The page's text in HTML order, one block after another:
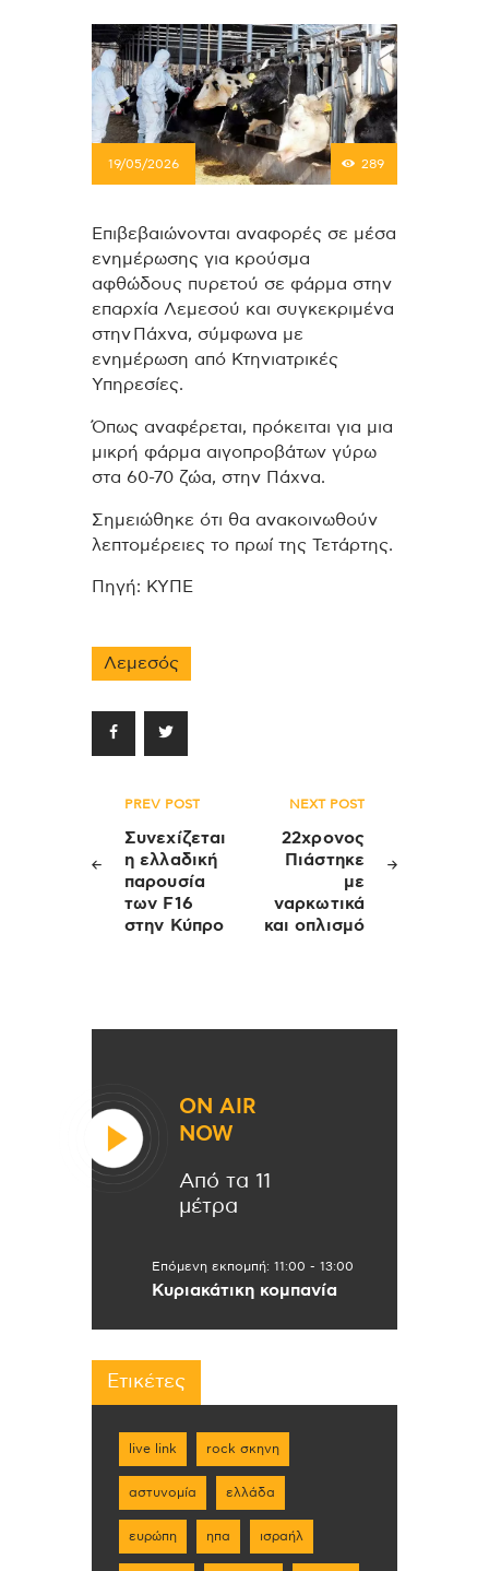
19/05/2026 289
Επιβεβαιώνονται αναφορές σε μέσα
ενημέρωσης για κρούσμα
αφθώδους πυρετού σε φάρμα στην
επαρχία Λεμεσού και συγκεκριμένα
στην Πάχνα, σύμφωνα με
ενημέρωση από Κτηνιατρικές
Υπηρεσίες.
Όπως αναφέρεται, πρόκειται για μια
μικρή φάρμα αιγοπροβάτων γύρω
στα 60-70 ζώα, στην Πάχνα.
Σημειώθηκε ότι θα ανακοινωθούν
λεπτομέρειες το πρωί της Τετάρτης.
Πηγή: ΚΥΠΕ
Λεμεσός
Πλοήγηση
άρθρων
PREV POST
Συνεχίζεται
η ελλαδική
παρουσία
των F16
στην Κύπρο
NEXT POST
22χρονος
Πιάστηκε
με
ναρκωτικά
και οπλισμό
ON AIR
NOW
Από τα 11
μέτρα
Επόμενη εκπομπή: 11:00 - 13:00
Κυριακάτικη κομπανία
Ετικέτες
live link rock σκηνη
αστυνομία ελλάδα
ευρώπη ηπα ισραήλ